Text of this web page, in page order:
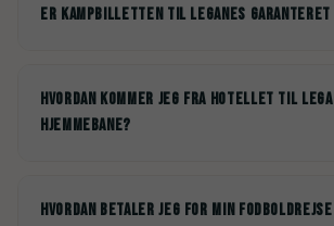
Er kampbilletten til Leganes
Hvordan kommer jeg fra hotellet til
hjemmebane?
Hvordan betaler jeg for min